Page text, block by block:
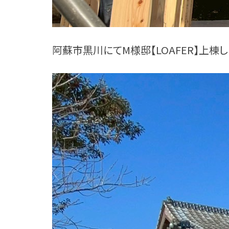
阿蘇市黒川にてM様邸【LOAFER】上棟し